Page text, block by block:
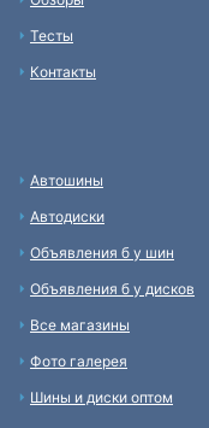
Тесты
Контакты
Автошины
Автодиски
Объявления б у шин
Объявления б у дисков
Все магазины
Фото галерея
Шины и диски оптом